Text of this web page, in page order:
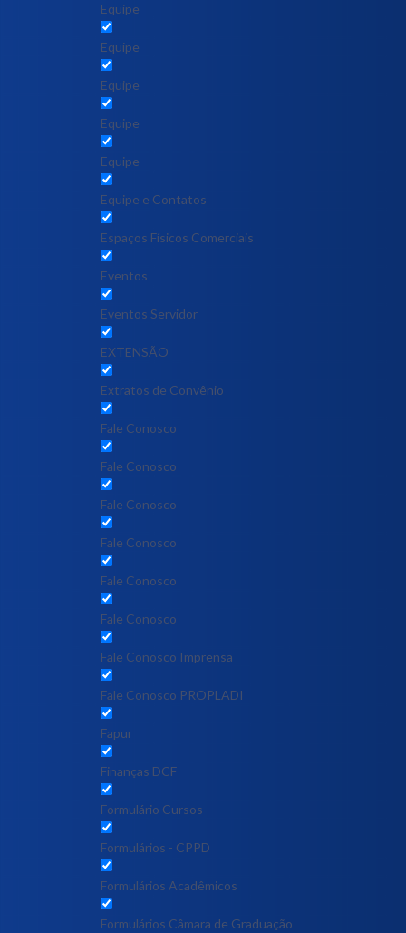
Equipe
Equipe
Equipe
Equipe
Equipe
Equipe e Contatos
Espaços Físicos Comerciais
Eventos
Eventos Servidor
EXTENSÃO
Extratos de Convênio
Fale Conosco
Fale Conosco
Fale Conosco
Fale Conosco
Fale Conosco
Fale Conosco
Fale Conosco Imprensa
Fale Conosco PROPLADI
Fapur
Finanças DCF
Formulário Cursos
Formulários - CPPD
Formulários Acadêmicos
Formulários Câmara de Graduação